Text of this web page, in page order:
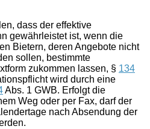
dass der effektive
gewährleistet ist, wenn die
Bietern, deren Angebote nicht
sollen, bestimmte
zukommen lassen, § 134
wird durch eine
Abs. 1 GWB. Erfolgt die
Weg oder per Fax, darf der
nach Absendung der